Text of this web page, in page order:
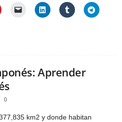
Aprender
0
km2 y donde habitan